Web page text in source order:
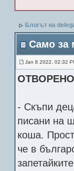
Блогът на
Само за
Jan 8 2022, 02:32
- Скъпи
писани на
коша.
че в